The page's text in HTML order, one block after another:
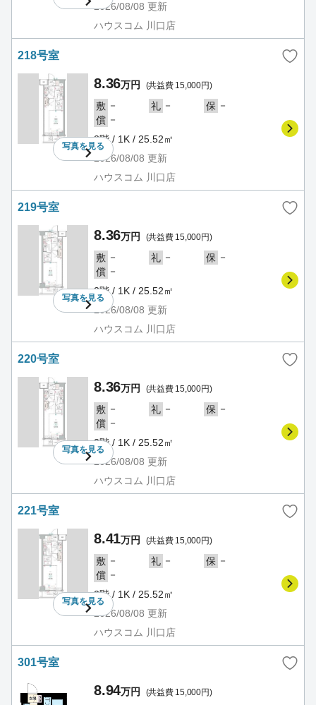
2026/08/08 更新
ハウスコム 川口店
218号室
写真を見る
8.36万円 (共益費 15,000円)
敷 － 礼 － 保 －
償 －
2階 / 1K / 25.52㎡
2026/08/08 更新
ハウスコム 川口店
219号室
写真を見る
8.36万円 (共益費 15,000円)
敷 － 礼 － 保 －
償 －
2階 / 1K / 25.52㎡
2026/08/08 更新
ハウスコム 川口店
220号室
写真を見る
8.36万円 (共益費 15,000円)
敷 － 礼 － 保 －
償 －
2階 / 1K / 25.52㎡
2026/08/08 更新
ハウスコム 川口店
221号室
写真を見る
8.41万円 (共益費 15,000円)
敷 － 礼 － 保 －
償 －
2階 / 1K / 25.52㎡
2026/08/08 更新
ハウスコム 川口店
301号室
8.94万円 (共益費 15,000円)